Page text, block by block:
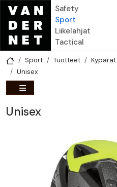
Hyppää pääsisältöön
Safety
Sport
Liikelahjat
Tactical
Sport Tuotteet Kypärät
Unisex
Unisex